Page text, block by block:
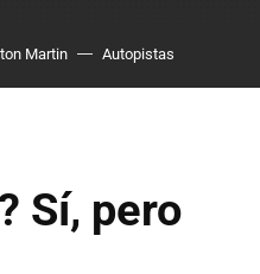
Martin Autopistas
Sí, pero